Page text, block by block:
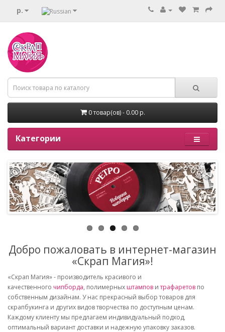
р.
0 товар(ов) - 0.00 р.
Категории
Добро пожаловать в интернет-магазин
«Скрап Магия»!
«Скрап Магия» - производитель красивого и
качественного чипборда, полимерных штампов итрафаретов по
собственным дизайнам. У нас прекрасный выбор товаров для
скрапбукинга и других видов творчества по доступным ценам.
Каждому клиенту мы предлагаем индивидуальный подход,
оптимальный вариант доставки и надежную упаковку заказов.